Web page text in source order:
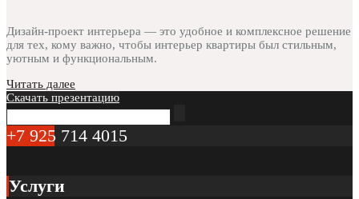
Дизайн-проект интерьера — это удобное и комплексное решение
для тех, кому важно, чтобы интерьер квартиры был стильным,
уютным и функциональным.
Читать далее
Скачать презентацию
+7 925 714 4015
Услуги